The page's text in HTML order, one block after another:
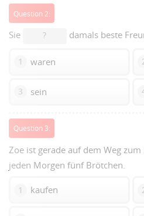
Question 2:
Sie ? damals beste
1 waren
3 sein
Question 3:
Zoe ist gerade auf dem Weg zum
jeden Morgen fünf Brötchen.
1 kaufen